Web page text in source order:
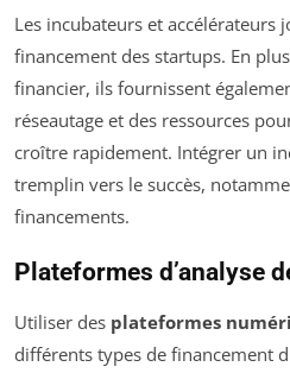
Les incubateurs et accélérateurs
financement des startups. En
financier, ils fournissent
réseautage et des ressources
croître rapidement. Intégrer un
tremplin vers le succès,
financements.
Plateformes d’analyse
Utiliser des plateformes
différents types de financement